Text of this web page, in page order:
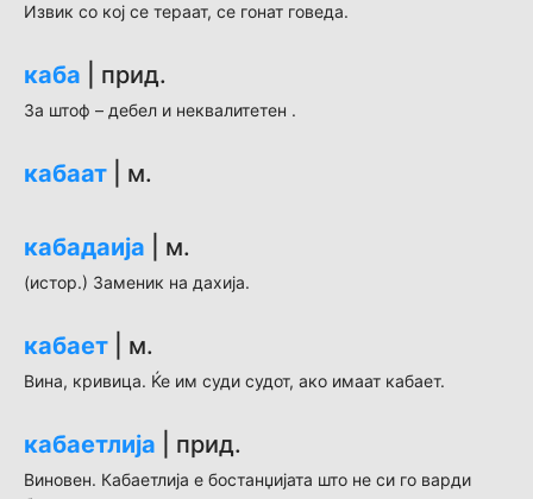
Извик со кој се тераат, се гонат говеда.
каба | прид.
За штоф – дебел и неквалитетен .
кабаат | м.
кабадаија | м.
(истор.) Заменик на дахија.
кабает | м.
Вина, кривица. Ќе им суди судот, ако имаат кабает.
кабаетлија | прид.
Виновен. Кабаетлија е бостанџијата што не си го варди